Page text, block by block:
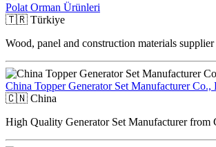
Polat Orman Ürünleri
🇹🇷 Türkiye
Wood, panel and construction materials supplier
China Topper Generator Set Manufacturer Co.,
🇨🇳 China
High Quality Generator Set Manufacturer from